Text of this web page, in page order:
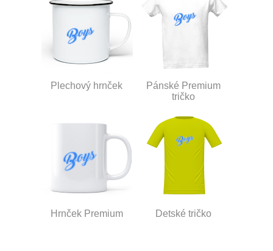
Plechový hrnček
Pánské Premium
tričko
Hrnček Premium Detské tričko